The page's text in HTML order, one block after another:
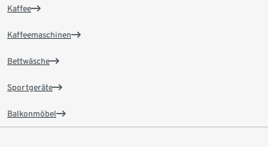
Kaffee
Kaffeemaschinen
Bettwäsche
Sportgeräte
Balkonmöbel